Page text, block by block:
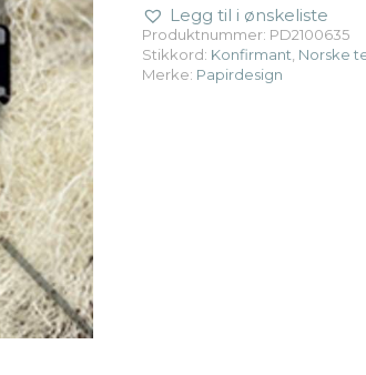
Legg til i ønskeliste
Produktnummer: PD2100635
Stikkord: Konfirmant Norske
Merke: Papirdesign